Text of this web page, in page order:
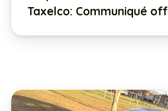
Taxelco: Communiqué